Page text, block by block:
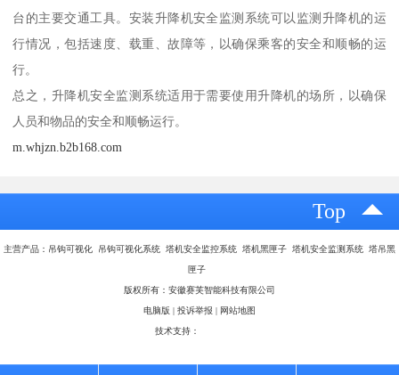
台的主要交通工具。安装升降机安全监测系统可以监测升降机的运
行情况，包括速度、载重、故障等，以确保乘客的安全和顺畅的运
行。
总之，升降机安全监测系统适用于需要使用升降机的场所，以确保
人员和物品的安全和顺畅运行。
m.whjzn.b2b168.com
Top
主营产品：吊钩可视化 吊钩可视化系统 塔机安全监控系统 塔机黑匣子 塔机安全监测系统 塔吊黑
匣子
版权所有：安徽赛芙智能科技有限公司
电脑版 投诉举报 网站地图
技术支持：